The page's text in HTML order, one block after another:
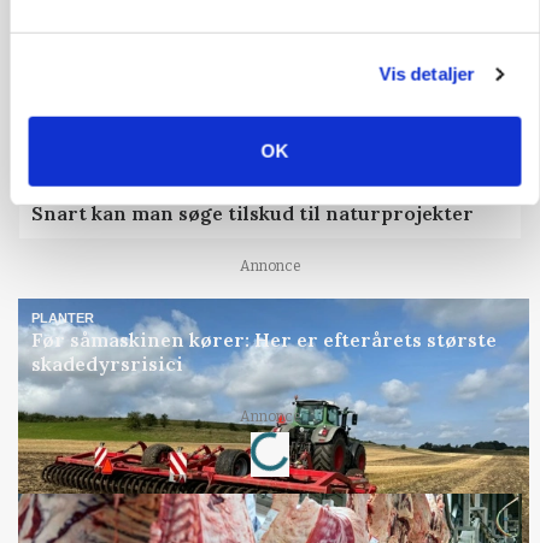
Vis detaljer
OK
KVÆG
Snart kan man søge tilskud til naturprojekter
Annonce
PLANTER
Før såmaskinen kører: Her er efterårets største
skadedyrsrisici
Annonce
Loading...